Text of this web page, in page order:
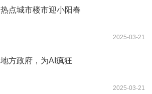
热点城市楼市迎小阳春
2025-03-21
地方政府，为AI疯狂
2025-03-21